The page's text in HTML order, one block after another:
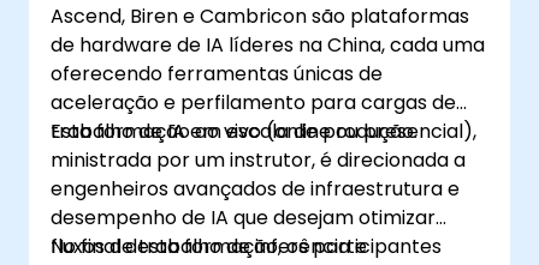
Ascend, Biren e Cambricon são plataformas
de hardware de IA líderes na China, cada uma
oferecendo ferramentas únicas de
aceleração e perfilamento para cargas de
trabalho de IA em escala de produção.
Esta formação ao vivo (online ou presencial),
ministrada por um instrutor, é direcionada a
engenheiros avançados de infraestrutura e
desempenho de IA que desejam otimizar
fluxos de trabalho de inferência e
No final desta formação, os participantes